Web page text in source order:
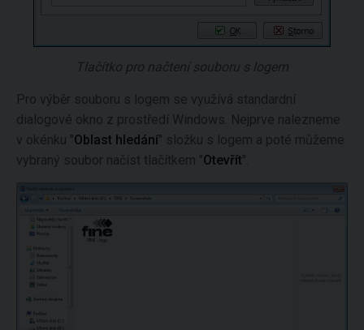
Tlačítko pro načtení souboru s logem
Pro výběr souboru s logem se využívá standardní
dialogové okno z prostředí Windows. Nejprve nalezneme
v okénku "Oblast hledání" složku s logem a poté můžeme
vybraný soubor načíst tlačítkem "Otevřít".